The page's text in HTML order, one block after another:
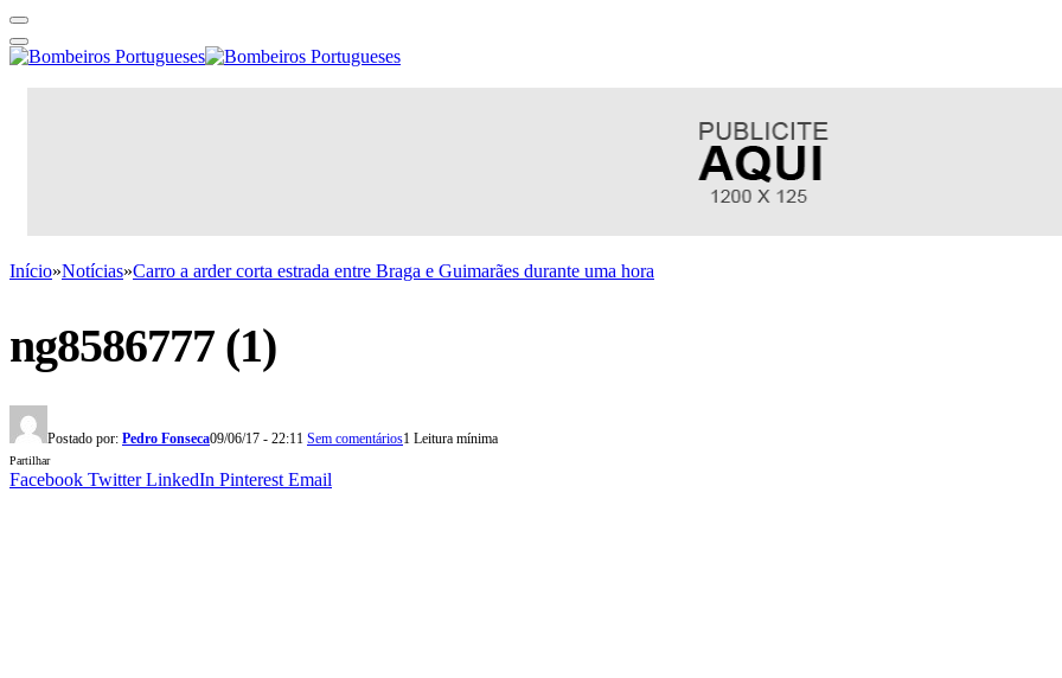
Início»Notícias»Carro a arder corta estrada entre Braga e Guimarães durante uma hora
ng8586777 (1)
Postado por: Pedro Fonseca09/06/17 - 22:11 Sem comentários1 Leitura mínima
Partilhar
Facebook Twitter LinkedIn Pinterest Email